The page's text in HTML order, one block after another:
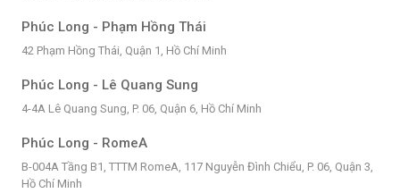
Phúc Long - Phạm Hồng Thái
42 Phạm Hồng Thái, Quận 1, Hồ Chí Minh
Phúc Long - Lê Quang Sung
4-4A Lê Quang Sung, P. 06, Quận 6, Hồ Chí Minh
Phúc Long - RomeA
B-004A Tầng B1, TTTM RomeA, 117 Nguyễn Đình Chiểu, P. 06, Quận 3,
Hồ Chí Minh